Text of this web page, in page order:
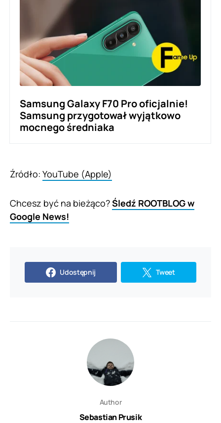
Samsung Galaxy F70 Pro oficjalnie!
Samsung przygotował wyjątkowo
mocnego średniaka
Źródło: YouTube (Apple)
Chcesz być na bieżąco?Śledź ROOTBLOG w
Google News!
Udostępnij Tweet
Author
Sebastian Prusik